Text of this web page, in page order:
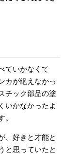
ていかなくて
カが絶えなかっ
チック部品の塗
いかなかったよ
。
、好きと才能と
と思っていたと